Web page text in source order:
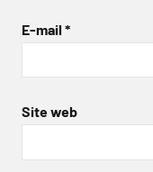
E-mail *
Site web